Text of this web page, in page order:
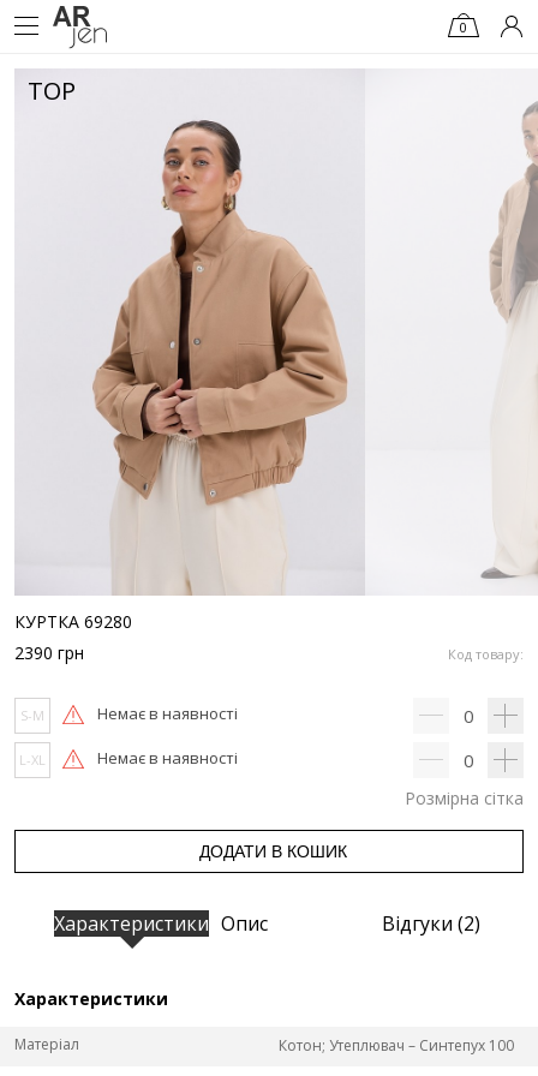
0
TOP
КУРТКА 69280
Код товару:
2390 грн
S-M Немає в наявності 0
L-XL Немає в наявності 0
Розмірна сітка
ДОДАТИ В КОШИК
Характеристики Опис Відгуки (2)
Характеристики
Матеріал
Котон; Утеплювач – Синтепух 100